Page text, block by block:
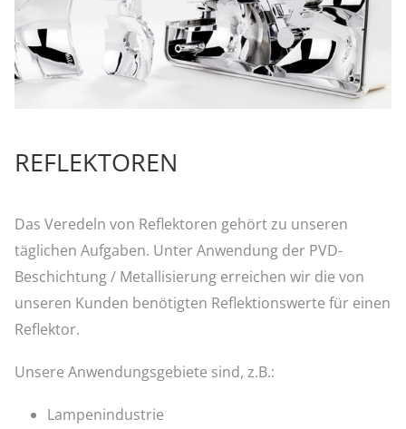
REFLEKTOREN
Das Veredeln von Reflektoren gehört zu unseren
täglichen Aufgaben. Unter Anwendung der PVD-
Beschichtung / Metallisierung erreichen wir die von
unseren Kunden benötigten Reflektionswerte für einen
Reflektor.
Unsere Anwendungsgebiete sind, z.B.:
Lampenindustrie